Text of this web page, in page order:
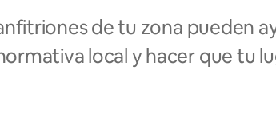
de tu zona pueden
local y hacer que tu